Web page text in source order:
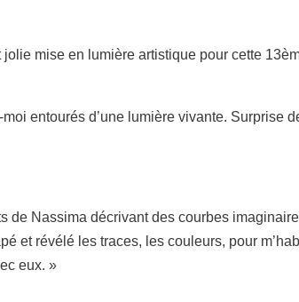
mise en lumière artistique pour cette
entourés d’une lumière vivante. Surprise
de Nassima décrivant des courbes
et révélé les traces, les couleurs, pour
eux. »